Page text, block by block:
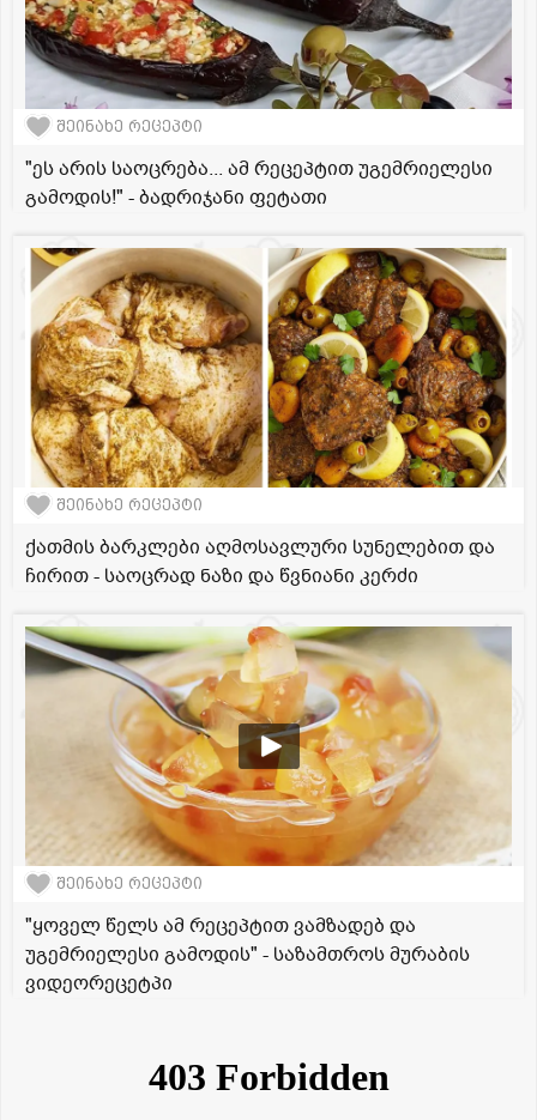
შეინახე რეცეპტი
"ეს არის საოცრება... ამ რეცეპტით უგემრიელესი
გამოდის!" - ბადრიჯანი ფეტათი
შეინახე რეცეპტი
ქათმის ბარკლები აღმოსავლური სუნელებით და
ჩირით - საოცრად ნაზი და წვნიანი კერძი
შეინახე რეცეპტი
"ყოველ წელს ამ რეცეპტით ვამზადებ და
უგემრიელესი გამოდის" - საზამთროს მურაბის
ვიდეორეცეტპი